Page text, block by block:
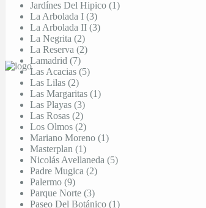
Jardínes Del Hipico (1)
La Arbolada I (3)
La Arbolada II (3)
La Negrita (2)
La Reserva (2)
Lamadrid (7)
Las Acacias (5)
Las Lilas (2)
Las Margaritas (1)
Las Playas (3)
Las Rosas (2)
Los Olmos (2)
Mariano Moreno (1)
Masterplan (1)
Nicolás Avellaneda (5)
Padre Mugica (2)
Palermo (9)
Parque Norte (3)
Paseo Del Botánico (1)